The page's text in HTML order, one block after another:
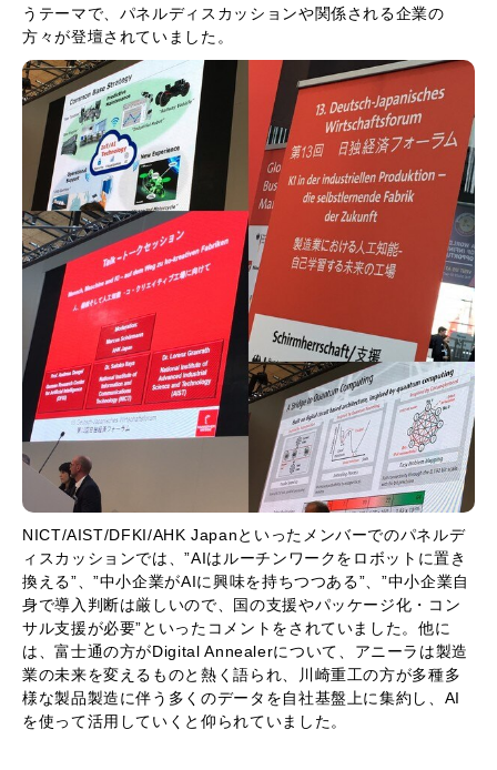
うテーマで、パネルディスカッションや関係される企業の
方々が登壇されていました。
NICT/AIST/DFKI/AHK Japanといったメンバーでのパネルデ
ィスカッションでは、”AIはルーチンワークをロボットに置き
換える”、”中小企業がAIに興味を持ちつつある”、”中小企業自
身で導入判断は厳しいので、国の支援やパッケージ化・コン
サル支援が必要”といったコメントをされていました。他に
は、富士通の方がDigital Annealerについて、アニーラは製造
業の未来を変えるものと熱く語られ、川崎重工の方が多種多
様な製品製造に伴う多くのデータを自社基盤上に集約し、AI
を使って活用していくと仰られていました。